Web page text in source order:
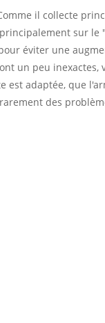
il collecte
sur le
éviter une
un peu inexactes,
est adaptée, que
des